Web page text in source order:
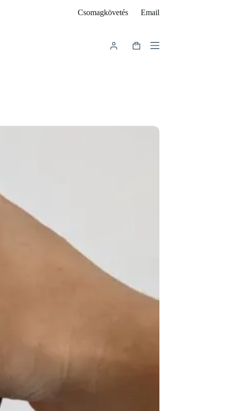
Csomagkövetés Email
Shopping